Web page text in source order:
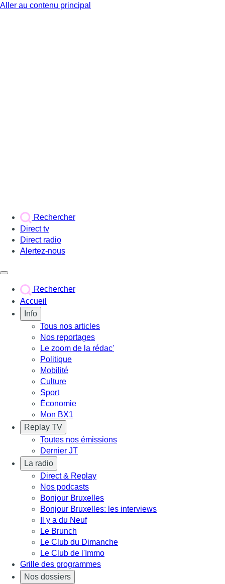
Aller au contenu principal
Rechercher
Direct tv
Direct radio
Alertez-nous
Rechercher
Accueil
Info
Tous nos articles
Nos reportages
Le zoom de la rédac'
Politique
Mobilité
Culture
Sport
Économie
Mon BX1
Replay TV
Toutes nos émissions
Dernier JT
La radio
Direct & Replay
Nos podcasts
Bonjour Bruxelles
Bonjour Bruxelles: les interviews
Il y a du Neuf
Le Brunch
Le Club du Dimanche
Le Club de l'Immo
Grille des programmes
Nos dossiers